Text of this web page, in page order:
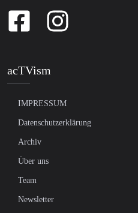
acTVism
IMPRESSUM
Datenschutzerklärung
Archiv
Über uns
Team
Newsletter